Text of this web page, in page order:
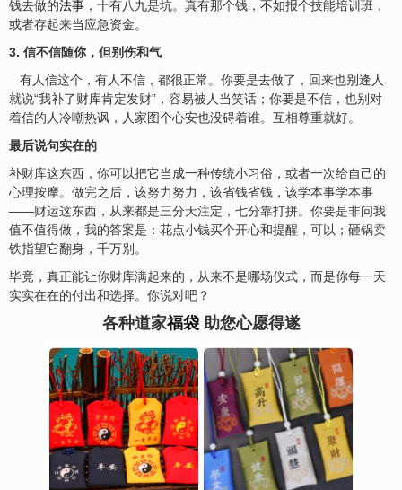
钱去做的法事 ，十有八九是坑。真有那个钱，不如报个技能培训班，
或者存起来当应急资金。
3. 信不信随你，但别伤和气
有人信这个，有人不信，都很正常。你要是去做了，回来也别逢人
就说“我补了财库肯定发财”，容易被人当笑话；你要是不信，也别对
着信的人冷嘲热讽，人家图个心安也没碍着谁。互相尊重就好。
最后说句实在的
补财库这东西，你可以把它当成一种传统小习俗，或者一次给自己的
心理按摩。做完之后，该努力努力，该省钱省钱，该学本事学本事
——财运这东西，从来都是三分天注定，七分靠打拼。你要是非问我
值不值得做，我的答案是：花点小钱买个开心和提醒，可以；砸锅卖
铁指望它翻身，千万别。
毕竟，真正能让你财库满起来的，从来不是哪场仪式，而是你每一天
实实在在的付出和选择。你说对吧？
各种道家福袋助您心愿得遂